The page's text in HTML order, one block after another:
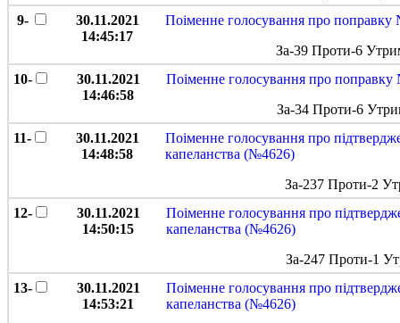
9-
30.11.2021
14:45:17
Поіменне голосування про
За-39 Проти-6
10-
30.11.2021
14:46:58
Поіменне голосування про
За-34 Проти-6
11-
30.11.2021
14:48:58
Поіменне голосування про
капеланства (№4626)
За-237 Проти-2
12-
30.11.2021
14:50:15
Поіменне голосування про
капеланства (№4626)
За-247 Проти-1
13-
30.11.2021
14:53:21
Поіменне голосування про
капеланства (№4626)